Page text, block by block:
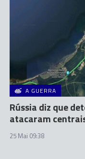
A GUERRA
Rússia diz que
atacaram
25 Mai 09:38